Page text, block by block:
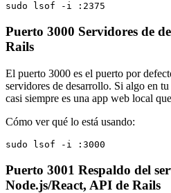
sudo lsof -i :2375
Puerto 3000 Servidores de
Rails
El puerto 3000 es el puerto por
servidores de desarrollo. Si algo en
casi siempre es una app web local
Cómo ver qué lo está usando:
sudo lsof -i :3000
Puerto 3001 Respaldo del
Node.js/React, API de Rails